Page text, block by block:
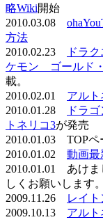
略Wiki開始
2010.03.08
方法
2010.02.23
ドラ
ケモン ゴールド
載。
2010.02.01 アルト
2010.01.28
ドラ
トネリコ3が発売
2010.01.03 TOPペ
2010.01.02 動画最
2010.01.01 あけま
しくお願いします。
2009.11.26
レイ
2009.10.13 アルト